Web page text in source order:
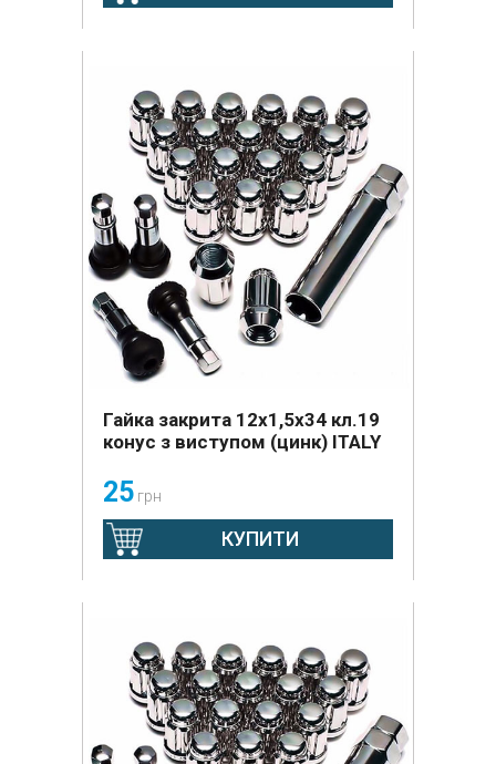
Гайка закрита 12х1,5х34 кл.19
конус з виступом (цинк) ITALY
25 грн
КУПИТИ